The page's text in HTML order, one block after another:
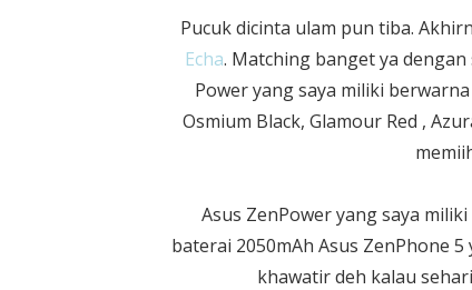
Pucuk dicinta ulam pun tiba.
Echa. Matching banget ya
Power yang saya miliki
Osmium Black, Glamour Red ,
Asus ZenPower yang saya
baterai 2050mAh Asus ZenPhone
khawatir deh kalau